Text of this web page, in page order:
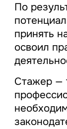
По
принять
освоил
Стажер —